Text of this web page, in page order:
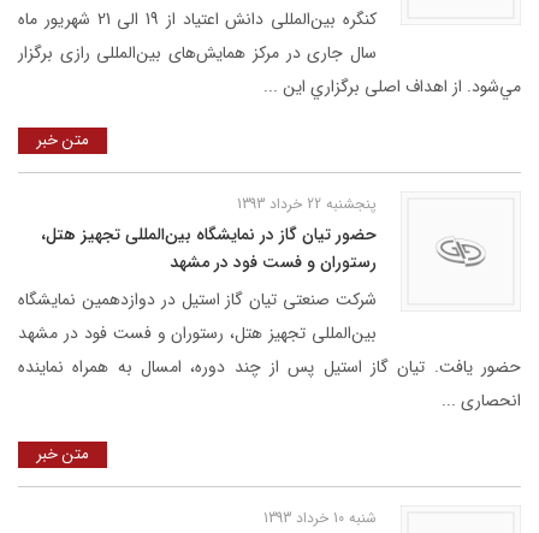
كنگره بین‌المللی دانش اعتیاد از 19 الی 21 شهریور ماه
سال جاری در مرکز همایش‌های بین‌المللی رازی برگزار
مي‌شود. از اهداف اصلی برگزاري اين ...
متن خبر
پنجشنبه 22 خرداد 1393
حضور تيان گاز در نمایشگاه بین‌المللی تجهیز هتل،
رستوران و فست فود در مشهد
شرکت صنعتی تیان گاز استیل در دوازدهمین نمایشگاه
بین‌المللی تجهیز هتل، رستوران و فست فود در مشهد
حضور يافت. تیان گاز استیل پس از چند دوره، امسال به همراه نماینده
انحصاری ...
متن خبر
شنبه 10 خرداد 1393